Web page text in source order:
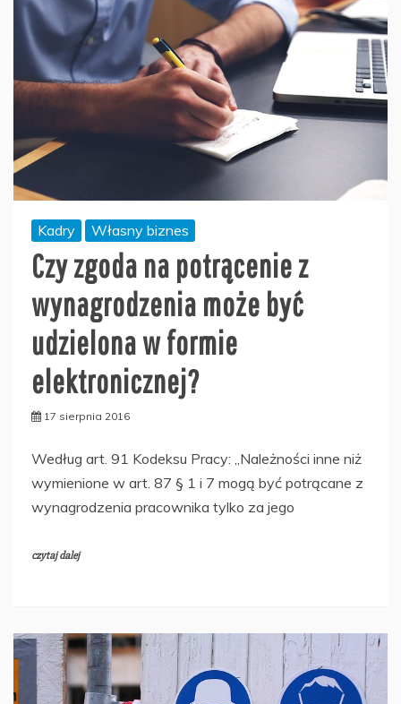
Kadry Własny biznes
Czy zgoda na potrącenie z
wynagrodzenia może być
udzielona w formie
elektronicznej?
17 sierpnia 2016
Według art. 91 Kodeksu Pracy: „Należności inne niż
wymienione w art. 87 § 1 i 7 mogą być potrącane z
wynagrodzenia pracownika tylko za jego
czytaj dalej